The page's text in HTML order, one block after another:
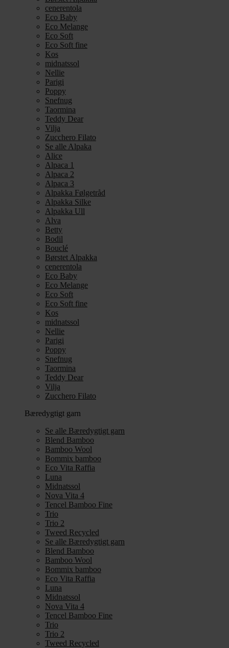
cenerentola
Eco Baby
Eco Melange
Eco Soft
Eco Soft fine
Kos
midnatssol
Nellie
Parigi
Poppy
Snefnug
Taormina
Teddy Dear
Vilja
Zucchero Filato
Se alle Alpaka
Alice
Alpaca 1
Alpaca 2
Alpaca 3
Alpakka Følgetråd
Alpakka Silke
Alpakka Ull
Alva
Betty
Bodil
Bouclé
Børstet Alpakka
cenerentola
Eco Baby
Eco Melange
Eco Soft
Eco Soft fine
Kos
midnatssol
Nellie
Parigi
Poppy
Snefnug
Taormina
Teddy Dear
Vilja
Zucchero Filato
Bæredygtigt garn
Se alle Bæredygtigt garn
Blend Bamboo
Bamboo Wool
Bommix bamboo
Eco Vita Raffia
Luna
Midnatssol
Nova Vita 4
Tencel Bamboo Fine
Trio
Trio 2
Tweed Recycled
Se alle Bæredygtigt garn
Blend Bamboo
Bamboo Wool
Bommix bamboo
Eco Vita Raffia
Luna
Midnatssol
Nova Vita 4
Tencel Bamboo Fine
Trio
Trio 2
Tweed Recycled